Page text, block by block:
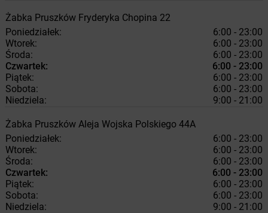
Żabka Pruszków Fryderyka Chopina 22
Poniedziałek:
6:00 - 23:00
Wtorek:
6:00 - 23:00
Środa:
6:00 - 23:00
Czwartek:
6:00 - 23:00
Piątek:
6:00 - 23:00
Sobota:
6:00 - 23:00
Niedziela:
9:00 - 21:00
Żabka Pruszków Aleja Wojska Polskiego 44A
Poniedziałek:
6:00 - 23:00
Wtorek:
6:00 - 23:00
Środa:
6:00 - 23:00
Czwartek:
6:00 - 23:00
Piątek:
6:00 - 23:00
Sobota:
6:00 - 23:00
Niedziela:
9:00 - 21:00